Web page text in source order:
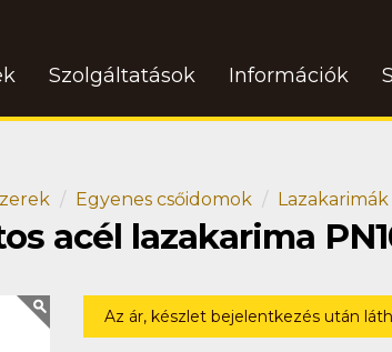
Szolgáltatások Információk
Egyenes csőidomok Lazakarimák
acél lazakarima
Az ár, készlet bejelentkezés után